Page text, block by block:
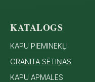
KATALOGS
KAPU PIEMINEKĻI
GRANITA SĒTIŅAS
KAPU APMALES